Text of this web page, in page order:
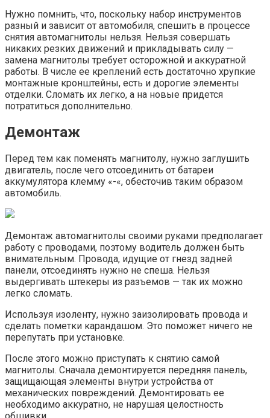
Нужно помнить, что, поскольку набор инструментов
разный и зависит от автомобиля, спешить в процессе
снятия автомагнитолы нельзя. Нельзя совершать
никаких резких движений и прикладывать силу —
замена магнитолы требует осторожной и аккуратной
работы. В числе ее креплений есть достаточно хрупкие
монтажные кронштейны, есть и дорогие элементы
отделки. Сломать их легко, а на новые придется
потратиться дополнительно.
Демонтаж
Перед тем как поменять магнитолу, нужно заглушить
двигатель, после чего отсоединить от батареи
аккумулятора клемму «-«, обесточив таким образом
автомобиль.
Демонтаж автомагнитолы своими руками предполагает
работу с проводами, поэтому водитель должен быть
внимательным. Провода, идущие от гнезд задней
панели, отсоединять нужно не спеша. Нельзя
выдергивать штекеры из разъемов — так их можно
легко сломать.
Используя изоленту, нужно заизолировать провода и
сделать пометки карандашом. Это поможет ничего не
перепутать при установке.
После этого можно приступать к снятию самой
магнитолы. Сначала демонтируется передняя панель,
защищающая элементы внутри устройства от
механических повреждений. Демонтировать ее
необходимо аккуратно, не нарушая целостность